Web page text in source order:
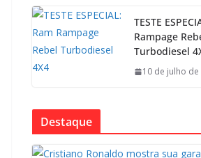
TESTE
Rampage
Turbodiesel
10 de julho de
Destaque